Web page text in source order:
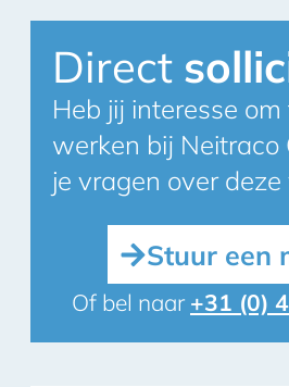
Direct
Heb jij interesse
werken bij Neitraco
je vragen over
Stuur een
Of bel naar +31 (0)